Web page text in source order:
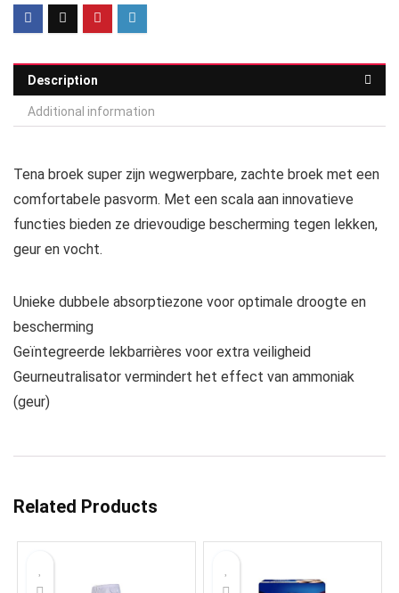
Description
Additional information
Tena broek super zijn wegwerpbare, zachte broek met een
comfortabele pasvorm. Met een scala aan innovatieve
functies bieden ze drievoudige bescherming tegen lekken,
geur en vocht.
Unieke dubbele absorptiezone voor optimale droogte en
bescherming
Geïntegreerde lekbarrières voor extra veiligheid
Geurneutralisator vermindert het effect van ammoniak
(geur)
Related Products